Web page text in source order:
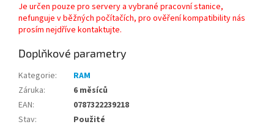
Je určen pouze pro servery a vybrané pracovní stanice,
nefunguje v běžných počítačích, pro ověření kompatibility nás
prosím nejdříve kontaktujte.
Doplňkové parametry
Kategorie:
RAM
Záruka:
6 měsíců
EAN:
0787322239218
Stav:
Použité